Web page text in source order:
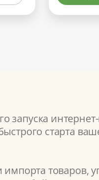
запуска
старта
товаров,